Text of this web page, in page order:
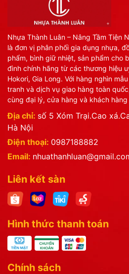
Nhựa Thành Luân – Nâng Tầm Tiện
là đơn vị phân phối gia dụng nhựa,
phẩm, bình giữ nhiệt, sản phẩm cho
đình chính hãng từ các thương hiệu
Hokori, Gia Long. Với hàng nghìn
tranh và dịch vụ giao hàng toàn
cùng đại lý, cửa hàng và khách
Địa chỉ: số 5 Xóm Trại.Cao
Hà Nội
Điện thoại: 0987188882
Email:
Liên kết sàn
Hình thức thanh toán
Chính sách